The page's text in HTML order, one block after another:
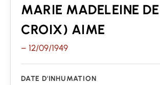
MARIE MADELEINE
CROIX) AIME
– 12/09/1949
DATE D'INHUMATION